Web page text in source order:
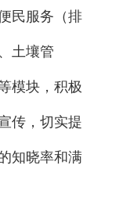
民服务（排
土壤管
模块，积极
传，切实提
知晓率和满